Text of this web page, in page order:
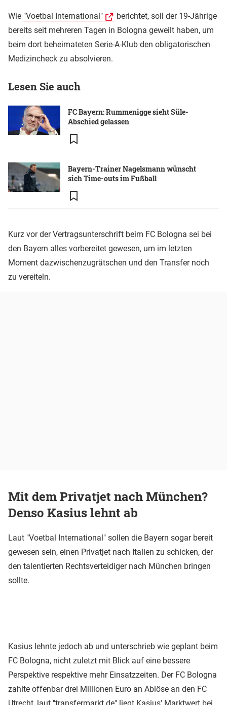
Wie "Voetbal International"
berichtet, soll der 19-Jährige
bereits seit mehreren Tagen in Bologna geweilt haben, um
beim dort beheimateten Serie-A-Klub den obligatorischen
Medizincheck zu absolvieren.
Lesen Sie auch
FC Bayern: Rummenigge sieht Süle-
Abschied gelassen
Bayern-Trainer Nagelsmann wünscht
sich Time-outs im Fußball
Kurz vor der Vertragsunterschrift beim FC Bologna sei bei
den Bayern alles vorbereitet gewesen, um im letzten
Moment dazwischenzugrätschen und den Transfer noch
zu vereiteln.
Mit dem Privatjet nach München?
Denso Kasius lehnt ab
Laut "Voetbal International" sollen die Bayern sogar bereit
gewesen sein, einen Privatjet nach Italien zu schicken, der
den talentierten Rechtsverteidiger nach München bringen
sollte.
Kasius lehnte jedoch ab und unterschrieb wie geplant beim
FC Bologna, nicht zuletzt mit Blick auf eine bessere
Perspektive respektive mehr Einsatzzeiten. Der FC Bologna
zahlte offenbar drei Millionen Euro an Ablöse an den FC